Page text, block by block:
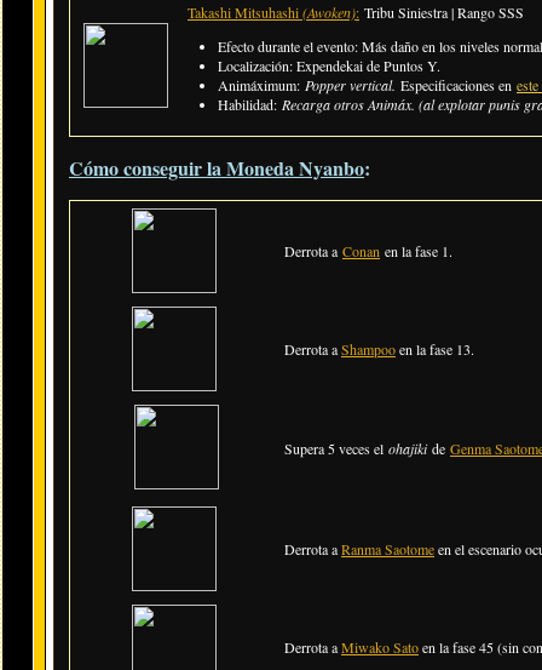
Takashi Mitsuhashi(Awoken): Tribu Siniestra | Rango SSS
Efecto durante el evento: Más daño en los niveles
Localización: Expendekai de Puntos Y.
Animáximum: Popper vertical. Especificaciones en
Habilidad: Recarga otros Animáx. (al explotar punis
Cómo conseguir la Moneda Nyanbo:
Derrota a Conan en la fase 1.
Derrota aShampooen la fase 13.
Supera 5 veces el ohajikide Genma
Derrota aRanma Saotomeen el escenario
Derrota aMiwako Satoen la fase 45 (sin